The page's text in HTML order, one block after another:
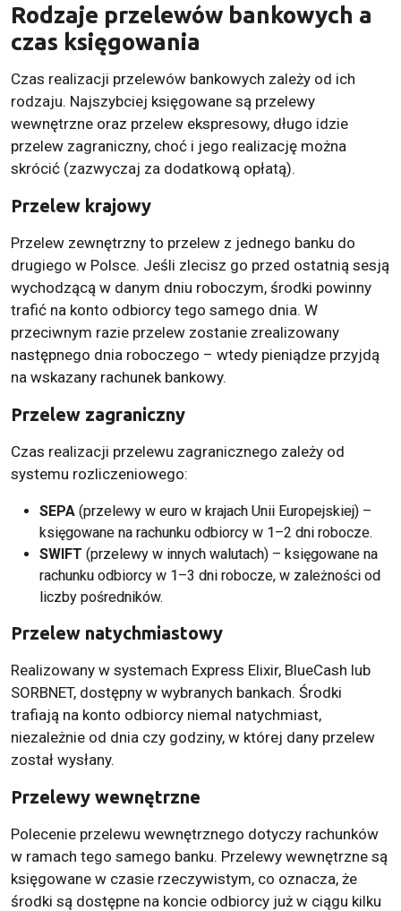
Rodzaje przelewów bankowych a
czas księgowania
Czas realizacji przelewów bankowych zależy od ich
rodzaju. Najszybciej księgowane są przelewy
wewnętrzne oraz przelew ekspresowy, długo idzie
przelew zagraniczny, choć i jego realizację można
skrócić (zazwyczaj za dodatkową opłatą).
Przelew krajowy
Przelew zewnętrzny to przelew z jednego banku do
drugiego w Polsce. Jeśli zlecisz go przed ostatnią sesją
wychodzącą w danym dniu roboczym, środki powinny
trafić na konto odbiorcy tego samego dnia. W
przeciwnym razie przelew zostanie zrealizowany
następnego dnia roboczego – wtedy pieniądze przyjdą
na wskazany rachunek bankowy.
Przelew zagraniczny
Czas realizacji przelewu zagranicznego zależy od
systemu rozliczeniowego:
SEPA (przelewy w euro w krajach Unii Europejskiej) –
księgowane na rachunku odbiorcy w 1–2 dni robocze.
SWIFT (przelewy w innych walutach) – księgowane na
rachunku odbiorcy w 1–3 dni robocze, w zależności od
liczby pośredników.
Przelew natychmiastowy
Realizowany w systemach Express Elixir, BlueCash lub
SORBNET, dostępny w wybranych bankach. Środki
trafiają na konto odbiorcy niemal natychmiast,
niezależnie od dnia czy godziny, w której dany przelew
został wysłany.
Przelewy wewnętrzne
Polecenie przelewu wewnętrznego dotyczy rachunków
w ramach tego samego banku. Przelewy wewnętrzne są
księgowane w czasie rzeczywistym, co oznacza, że
środki są dostępne na koncie odbiorcy już w ciągu kilku